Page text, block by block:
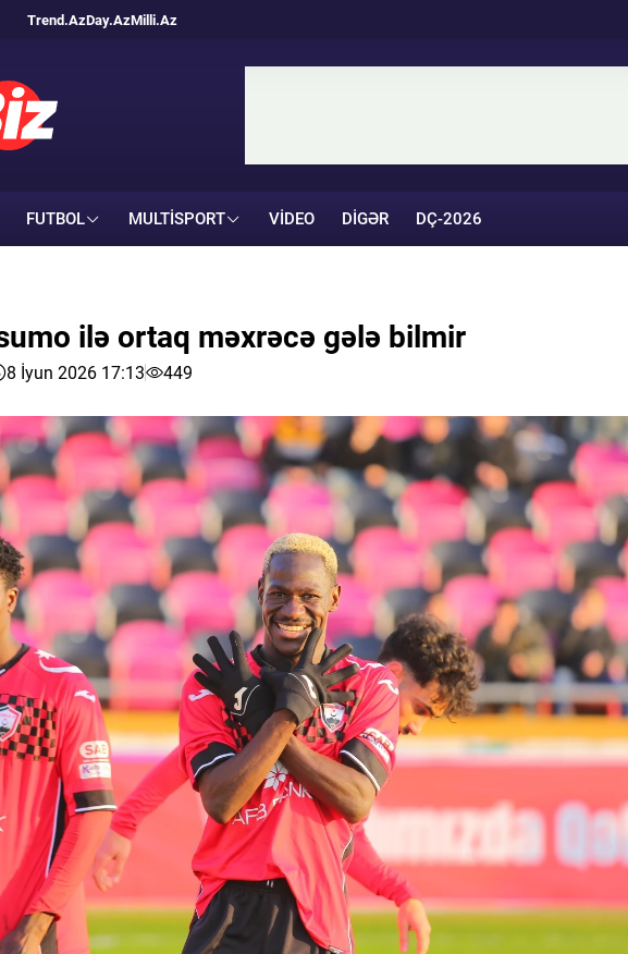
Trend.AzDay.AzMilli.Az
FUTBOL MULTISPORT VIDEO DIGƏR DÇ-2026
ilə ortaq məxrəcə gələ bilmir
8 İyun 2026 17:13 449